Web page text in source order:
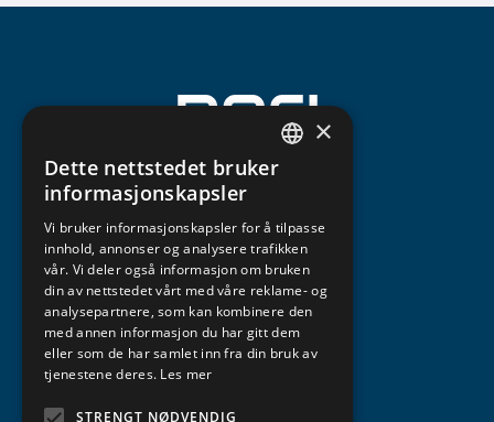
NORWEGIAN
ENGLISH
×
Dette nettstedet bruker
informasjonskapsler
Vi bruker informasjonskapsler for å tilpasse
innhold, annonser og analysere trafikken
vår. Vi deler også informasjon om bruken
din av nettstedet vårt med våre reklame- og
analysepartnere, som kan kombinere den
med annen informasjon du har gitt dem
eller som de har samlet inn fra din bruk av
tjenestene deres. Les mer
STRENGT NØDVENDIG